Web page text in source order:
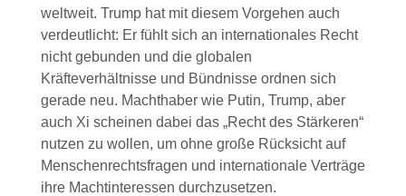
weltweit. Trump hat mit diesem Vorgehen auch
verdeutlicht: Er fühlt sich an internationales Recht
nicht gebunden und die globalen
Kräfteverhältnisse und Bündnisse ordnen sich
gerade neu. Machthaber wie Putin, Trump, aber
auch Xi scheinen dabei das „Recht des Stärkeren“
nutzen zu wollen, um ohne große Rücksicht auf
Menschenrechtsfragen und internationale Verträge
ihre Machtinteressen durchzusetzen.